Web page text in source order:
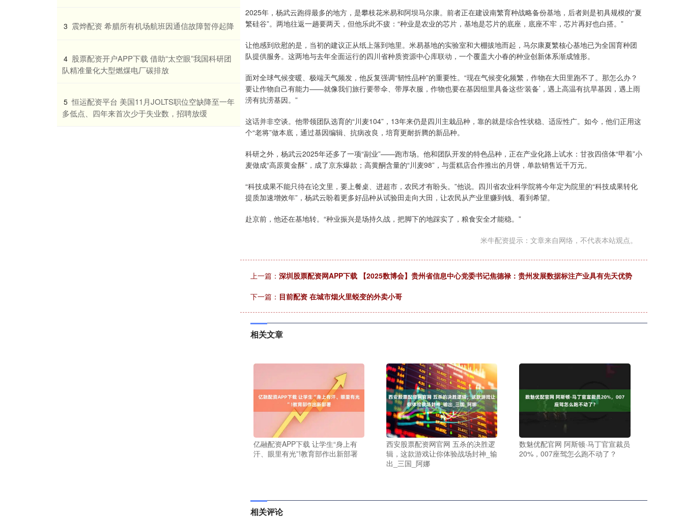
2025年，杨武云跑得最多的地方，是攀枝花米易和阿坝马尔康。前者正在建设南繁育种战略备份基地，后者则是初具规模的“夏
繁硅谷”。两地往返一趟要两天，但他乐此不疲：“种业是农业的芯片，基地是芯片的底座，底座不牢，芯片再好也白搭。”
让他感到欣慰的是，当初的建议正从纸上落到地里。米易基地的实验室和大棚拔地而起，马尔康夏繁核心基地已为全国育种团
队提供服务。这两地与去年全面运行的四川省种质资源中心库联动，一个覆盖大小春的种业创新体系渐成雏形。
面对全球气候变暖、极端天气频发，他反复强调“韧性品种”的重要性。“现在气候变化频繁，作物在大田里跑不了。那怎么办？
要让作物自己有能力——就像我们旅行要带伞、带厚衣服，作物也要在基因组里具备这些‘装备’，遇上高温有抗旱基因，遇上雨
涝有抗涝基因。”
这话并非空谈。他带领团队选育的“川麦104”，13年来仍是四川主栽品种，靠的就是综合性状稳、适应性广。如今，他们正用这
个“老将”做本底，通过基因编辑、抗病改良，培育更耐折腾的新品种。
科研之外，杨武云2025年还多了一项“副业”——跑市场。他和团队开发的特色品种，正在产业化路上试水：甘孜四倍体“甲着”小
麦做成“高原黄金酥”，成了京东爆款；高黄酮含量的“川麦98”，与蛋糕店合作推出的月饼，单款销售近千万元。
“科技成果不能只待在论文里，要上餐桌、进超市，农民才有盼头。”他说。四川省农业科学院将今年定为院里的“科技成果转化
提质加速增效年”，杨武云盼着更多好品种从试验田走向大田，让农民从产业里赚到钱、看到希望。
赴京前，他还在基地转。“种业振兴是场持久战，把脚下的地踩实了，粮食安全才能稳。”
米牛配资提示：文章来自网络，不代表本站观点。
上一篇： 深圳股票配资网APP下载 【2025数博会】贵州省信息中心党委书记焦德禄：贵州发展数据标注产业具有先天优势
下一篇： 目前配资 在城市烟火里蜕变的外卖小哥
相关文章
亿融配资APP下载 让学生“身上有
汗、眼里有光”!教育部作出新部署
西安股票配资网官网 五杀的决胜逻
辑，这款游戏让你体验战场封神_输
出_三国_阿娜
数魅优配官网 阿斯顿·马丁官宣裁员
20%，007座驾怎么跑不动了？
相关评论
3 ​震烨配资 希腊所有机场航班因通信故障暂停起降
4 ​股票配资开户APP下载 借助“太空眼”我国科研团
队精准量化大型燃煤电厂碳排放
5 ​恒运配资平台 美国11月JOLTS职位空缺降至一年
多低点、四年来首次少于失业数，招聘放缓